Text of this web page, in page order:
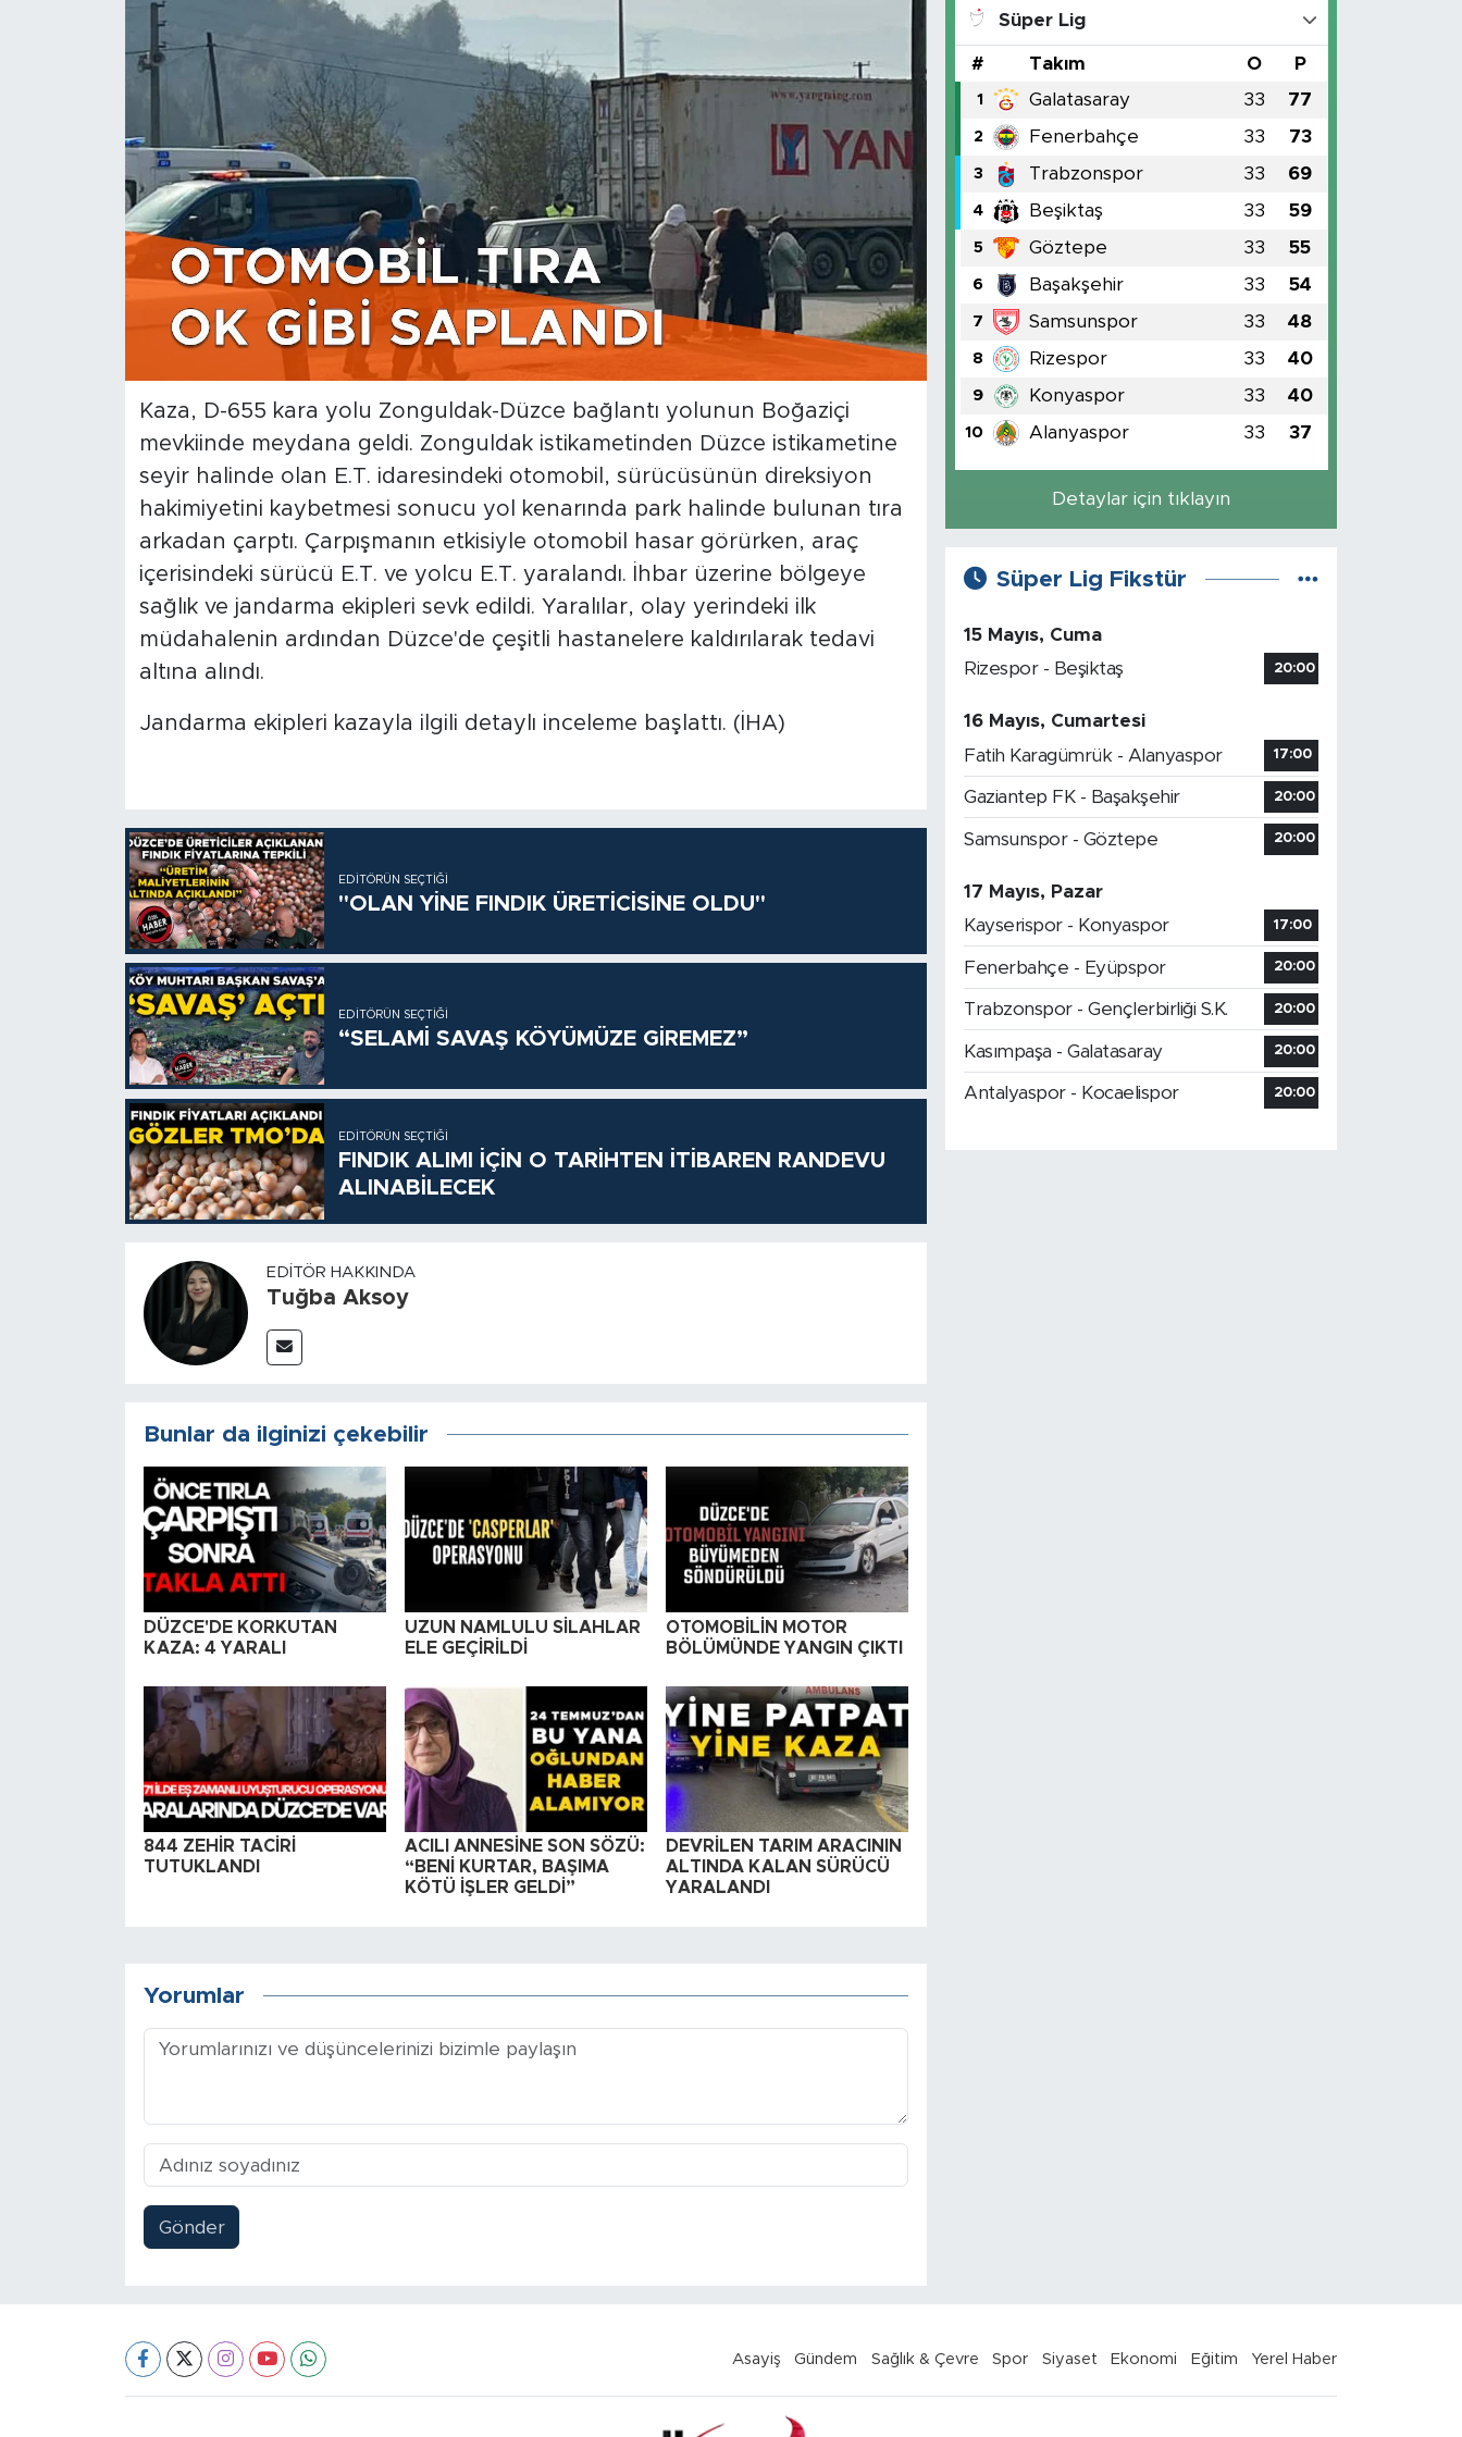
Kaza, D-655 kara yolu Zonguldak-Düzce bağlantı yolunun Boğaziçi
mevkiinde meydana geldi. Zonguldak istikametinden Düzce istikametine
seyir halinde olan E.T. idaresindeki otomobil, sürücüsünün direksiyon
hakimiyetini kaybetmesi sonucu yol kenarında park halinde bulunan tıra
arkadan çarptı. Çarpışmanın etkisiyle otomobil hasar görürken, araç
içerisindeki sürücü E.T. ve yolcu E.T. yaralandı. İhbar üzerine bölgeye
sağlık ve jandarma ekipleri sevk edildi. Yaralılar, olay yerindeki ilk
müdahalenin ardından Düzce'de çeşitli hastanelere kaldırılarak tedavi
altına alındı.
Jandarma ekipleri kazayla ilgili detaylı inceleme başlattı. (İHA)
EDITÖRÜN SEÇTIĞI
"OLAN YİNE FINDIK ÜRETİCİSİNE OLDU"
EDITÖRÜN SEÇTIĞI
“SELAMİ SAVAŞ KÖYÜMÜZE GİREMEZ”
EDITÖRÜN SEÇTIĞI
FINDIK ALIMI İÇİN O TARİHTEN İTİBAREN RANDEVU
ALINABİLECEK
EDITÖR HAKKINDA
Tuğba Aksoy
Bunlar da ilginizi çekebilir
DÜZCE'DE KORKUTAN
KAZA: 4 YARALI
UZUN NAMLULU SİLAHLAR
ELE GEÇİRİLDİ
OTOMOBİLİN MOTOR
BÖLÜMÜNDE YANGIN ÇIKTI
844 ZEHİR TACİRİ
TUTUKLANDI
ACILI ANNESİNE SON SÖZÜ:
“BENİ KURTAR, BAŞIMA
KÖTÜ İŞLER GELDİ”
DEVRİLEN TARIM ARACININ
ALTINDA KALAN SÜRÜCÜ
YARALANDI
Yorumlar
Gönder
Süper Lig
# Takım O P
1 Galatasaray 33 77
2 Fenerbahçe 33 73
3 Trabzonspor 33 69
4 Beşiktaş 33 59
5 Göztepe 33 55
6 Başakşehir 33 54
7 Samsunspor 33 48
8 Rizespor 33 40
9 Konyaspor 33 40
10 Alanyaspor 33 37
Detaylar için tıklayın
Süper Lig Fikstür
15 Mayıs, Cuma
Rizespor - Beşiktaş
20:00
16 Mayıs, Cumartesi
Fatih Karagümrük - Alanyaspor
17:00
Gaziantep FK - Başakşehir 20:00
Samsunspor - Göztepe 20:00
17 Mayıs, Pazar
Kayserispor - Konyaspor
17:00
Fenerbahçe - Eyüpspor 20:00
Trabzonspor - Gençlerbirliği S.K. 20:00
Kasımpaşa - Galatasaray 20:00
Antalyaspor - Kocaelispor 20:00
Asayiş Gündem Sağlık & Çevre Spor Siyaset Ekonomi Eğitim Yerel Haber